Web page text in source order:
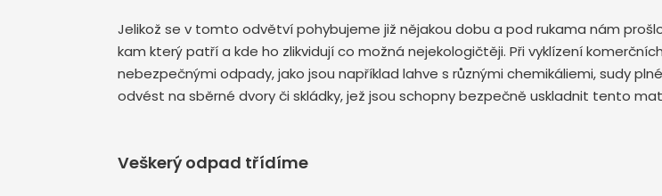
Jelikož se v tomto odvětví pohybujeme již nějakou dobu a pod rukama nám
kam který patří a kde ho zlikvidují co možná nejekologičtěji. Při vyklízení
nebezpečnými odpady, jako jsou například lahve s různými chemikáliemi, sudy
odvést na sběrné dvory či skládky, jež jsou schopny bezpečně uskladnit tento
Veškerý odpad třídíme